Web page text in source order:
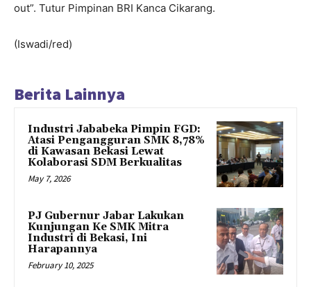
out”. Tutur Pimpinan BRI Kanca Cikarang.
(Iswadi/red)
Berita Lainnya
Industri Jababeka Pimpin FGD:
Atasi Pengangguran SMK 8,78%
di Kawasan Bekasi Lewat
Kolaborasi SDM Berkualitas
May 7, 2026
PJ Gubernur Jabar Lakukan
Kunjungan Ke SMK Mitra
Industri di Bekasi, Ini
Harapannya
February 10, 2025